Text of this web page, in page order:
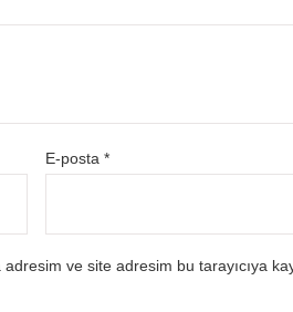
E-posta*
ve site adresim bu tarayıcıya